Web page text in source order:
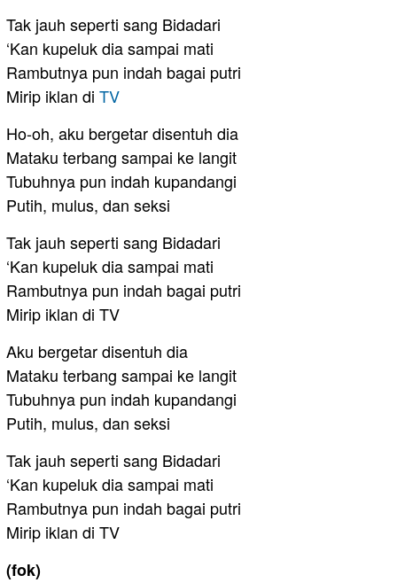
Tak jauh seperti sang Bidadari
‘Kan kupeluk dia sampai mati
Rambutnya pun indah bagai putri
Mirip iklan di TV
Ho-oh, aku bergetar disentuh dia
Mataku terbang sampai ke langit
Tubuhnya pun indah kupandangi
Putih, mulus, dan seksi
Tak jauh seperti sang Bidadari
‘Kan kupeluk dia sampai mati
Rambutnya pun indah bagai putri
Mirip iklan di TV
Aku bergetar disentuh dia
Mataku terbang sampai ke langit
Tubuhnya pun indah kupandangi
Putih, mulus, dan seksi
Tak jauh seperti sang Bidadari
‘Kan kupeluk dia sampai mati
Rambutnya pun indah bagai putri
Mirip iklan di TV
(fok)